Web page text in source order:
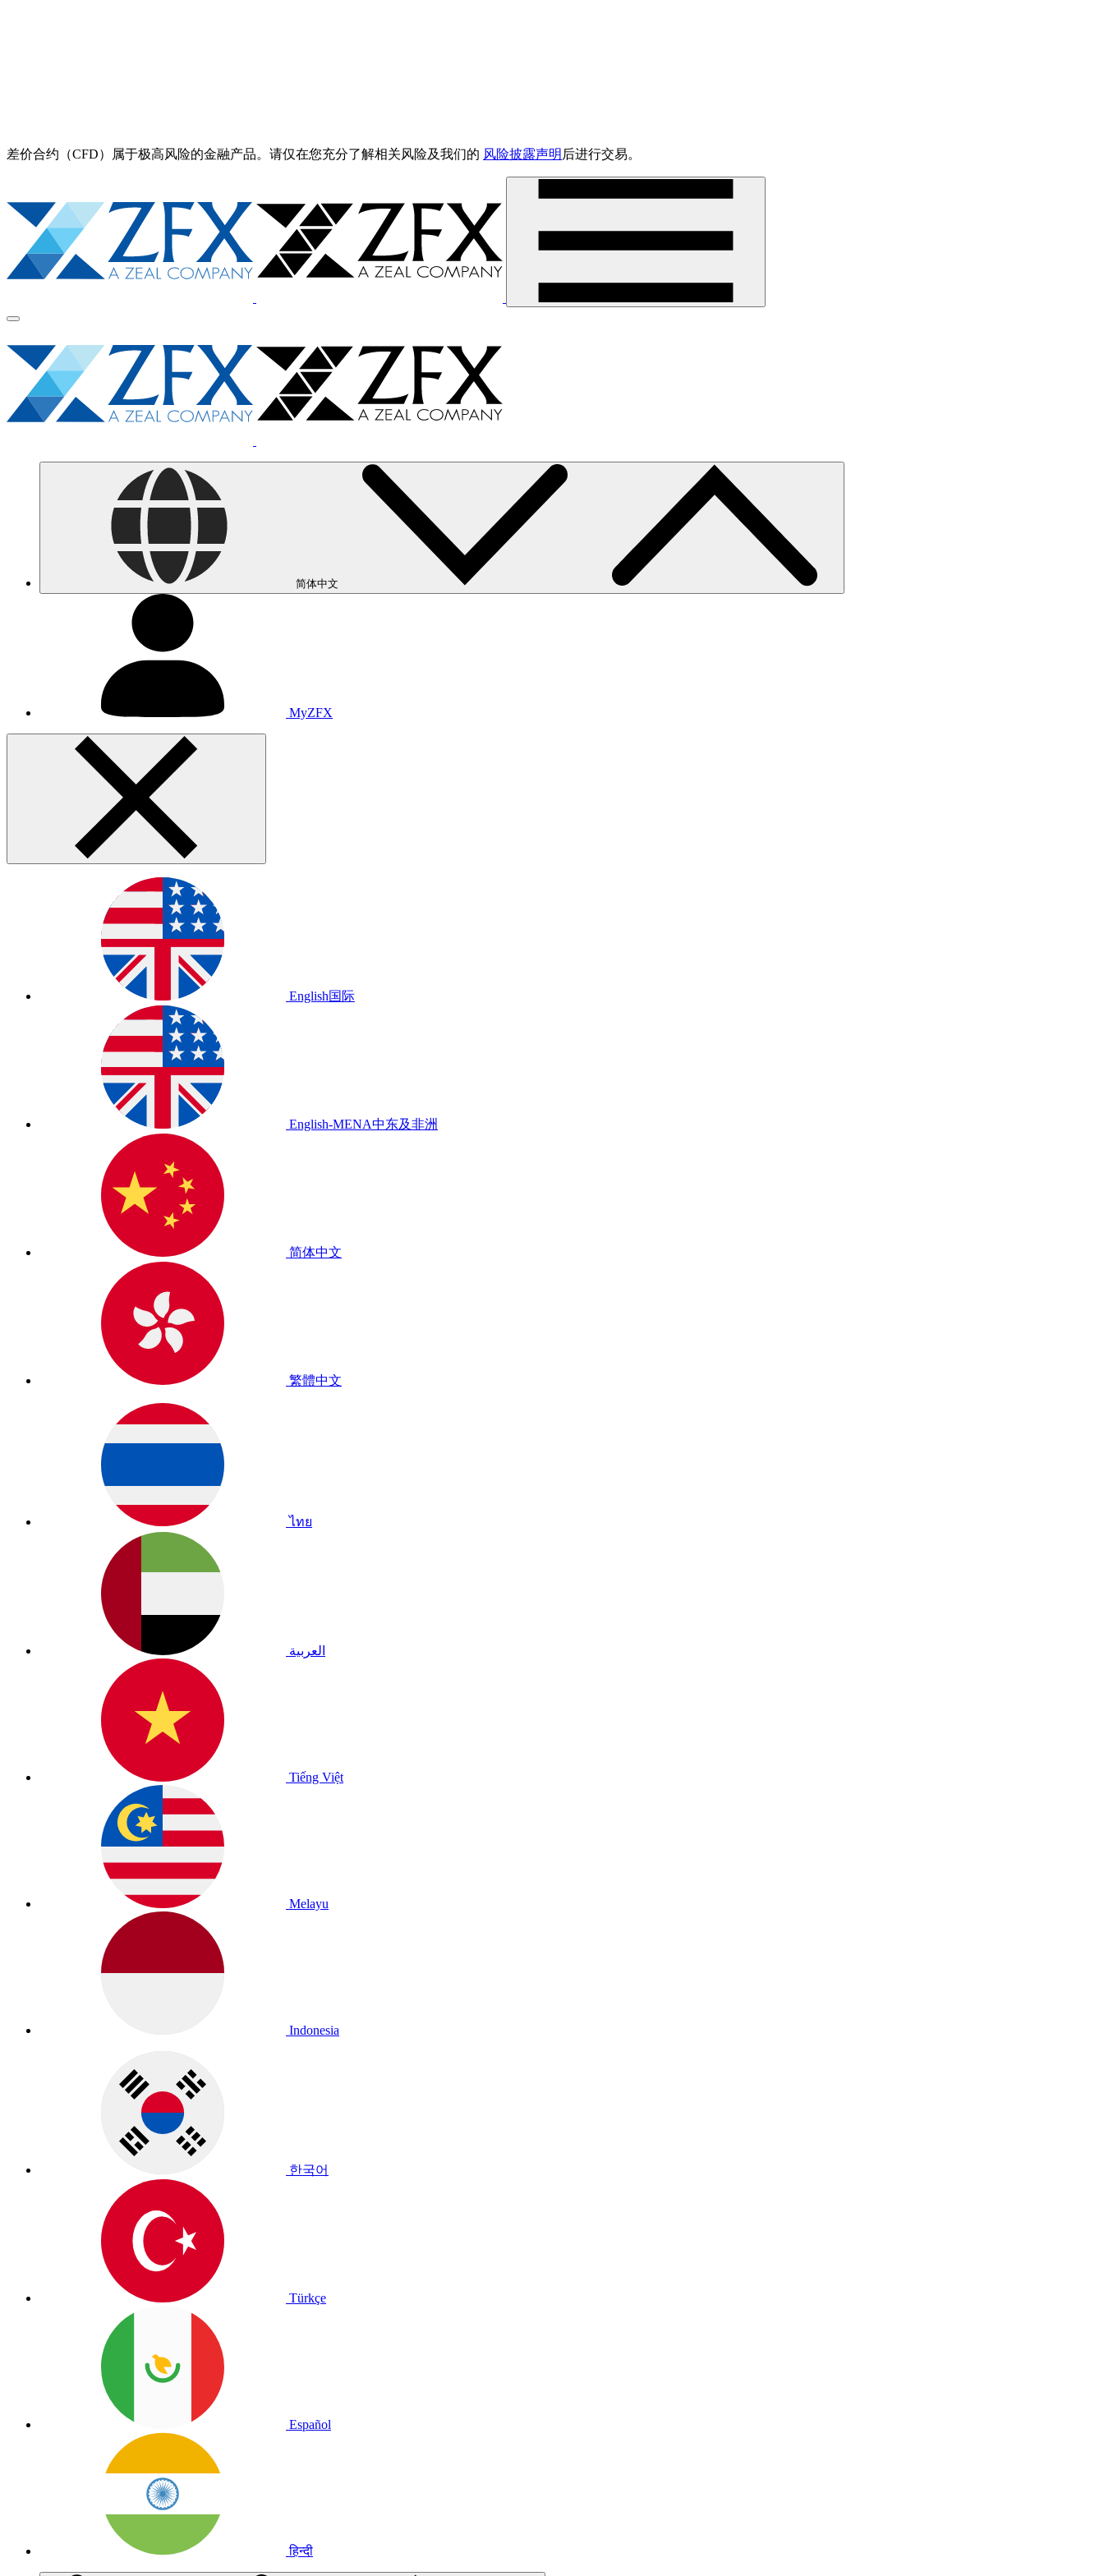
差价合约（CFD）属于极高风险的金融产品。请仅在您充分了解相关风险及我们的 风险披露声明 后进行交易。
简体中文
MyZFX
English国际
English-MENA中东及非洲
简体中文
繁體中文
ไทย
العربية
Tiếng Việt
Melayu
Indonesia
한국어
Türkçe
Español
हिन्दी